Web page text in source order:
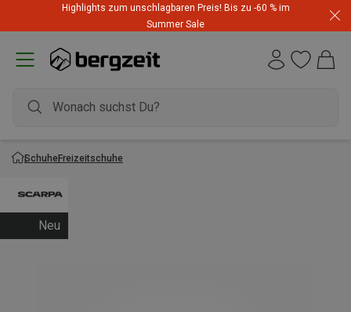
Highlights zum unschlagbaren Preis! Bis zu -60 % im
Summer Sale
SchuheFreizeitschuhe
Neu